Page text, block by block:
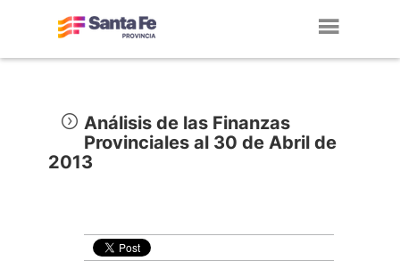
Análisis de las Finanzas
Provinciales al 30 de Abril de
2013